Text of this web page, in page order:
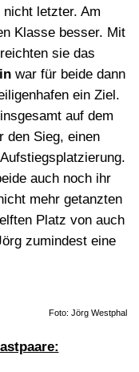
letzter. Am
Klasse besser. Mit
sie das
war für beide dann
ein Ziel.
auf dem
den Sieg, einen
auch noch ihr
mehr getanzten
Platz von auch
zumindest eine
Foto: Jörg Westphal